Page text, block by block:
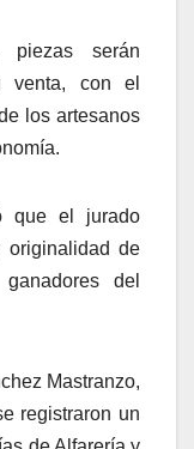
serán
venta, con el
los artesanos
que el jurado
originalidad de
del
Mastranzo,
registraron un